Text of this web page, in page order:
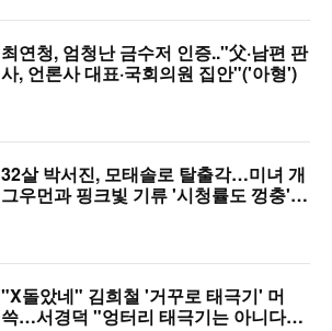
최연청, 엄청난 금수저 인증.."父·남편 판
사, 언론사 대표·국회의원 집안"('아형')
32살 박서진, 모태솔로 탈출각…미녀 개
그우먼과 핑크빛 기류 '시청률도 껑충'
"X돌았네" 김희철 '거꾸로 태극기' 머
쓱…서경덕 "엉터리 태극기는 아니다"